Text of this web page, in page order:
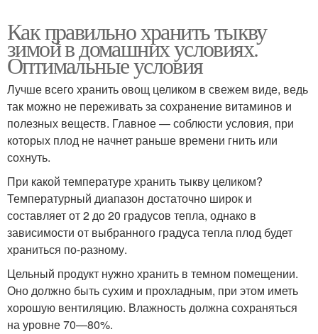
Как правильно хранить тыкву
зимой в домашних условиях.
Оптимальные условия
Лучше всего хранить овощ целиком в свежем виде, ведь
так можно не переживать за сохранение витаминов и
полезных веществ. Главное — соблюсти условия, при
которых плод не начнет раньше времени гнить или
сохнуть.
При какой температуре хранить тыкву целиком?
Температурный диапазон достаточно широк и
составляет от 2 до 20 градусов тепла, однако в
зависимости от выбранного градуса тепла плод будет
храниться по-разному.
Цельный продукт нужно хранить в темном помещении.
Оно должно быть сухим и прохладным, при этом иметь
хорошую вентиляцию. Влажность должна сохраняться
на уровне 70—80%.